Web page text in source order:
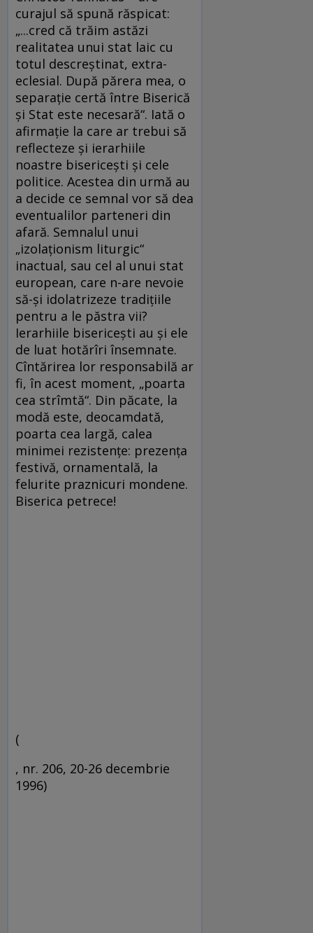
curajul să spună răspicat:
„...cred că trăim astăzi
realitatea unui stat laic cu
totul descreştinat, extra-
eclesial. După părera mea, o
separaţie certă între Biserică
şi Stat este necesară“. Iată o
afirmaţie la care ar trebui să
reflecteze şi ierarhiile
noastre bisericeşti şi cele
politice. Acestea din urmă au
a decide ce semnal vor să dea
eventualilor parteneri din
afară. Semnalul unui
„izolaţionism liturgic“
inactual, sau cel al unui stat
european, care n-are nevoie
să-şi idolatrizeze tradiţiile
pentru a le păstra vii?
Ierarhiile bisericeşti au şi ele
de luat hotărîri însemnate.
Cîntărirea lor responsabilă ar
fi, în acest moment, „poarta
cea strîmtă“. Din păcate, la
modă este, deocamdată,
poarta cea largă, calea
minimei rezistenţe: prezenţa
festivă, ornamentală, la
felurite praznicuri mondene.
Biserica petrece!
(
, nr. 206, 20-26 decembrie
1996)